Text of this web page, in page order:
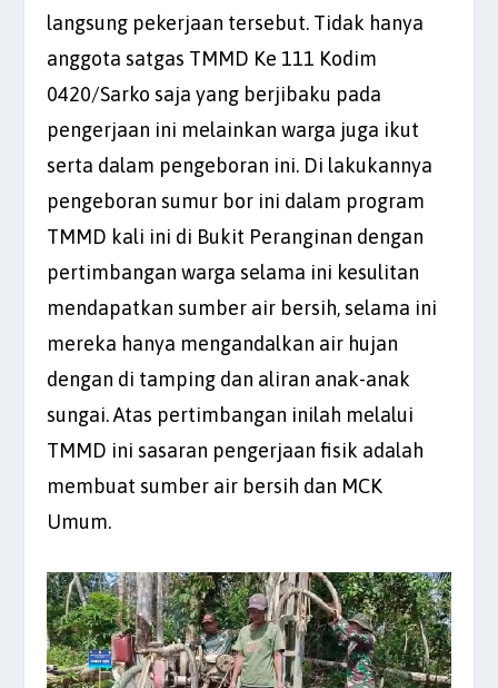
langsung pekerjaan tersebut. Tidak hanya
anggota satgas TMMD Ke 111 Kodim
0420/Sarko saja yang berjibaku pada
pengerjaan ini melainkan warga juga ikut
serta dalam pengeboran ini. Di lakukannya
pengeboran sumur bor ini dalam program
TMMD kali ini di Bukit Peranginan dengan
pertimbangan warga selama ini kesulitan
mendapatkan sumber air bersih, selama ini
mereka hanya mengandalkan air hujan
dengan di tamping dan aliran anak-anak
sungai. Atas pertimbangan inilah melalui
TMMD ini sasaran pengerjaan fisik adalah
membuat sumber air bersih dan MCK
Umum.